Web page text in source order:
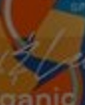
sind
sein.